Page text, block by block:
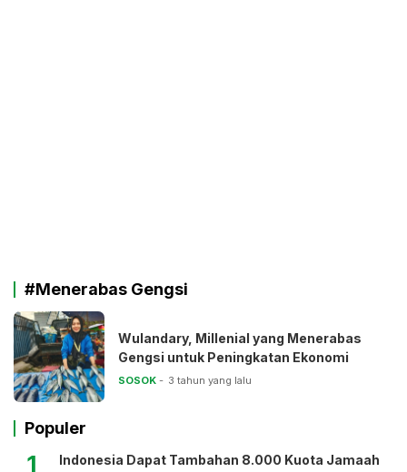
#Menerabas Gengsi
Wulandary, Millenial yang Menerabas
Gengsi untuk Peningkatan Ekonomi
SOSOK 3 tahun yang lalu
Populer
1
Indonesia Dapat Tambahan 8.000 Kuota Jamaah